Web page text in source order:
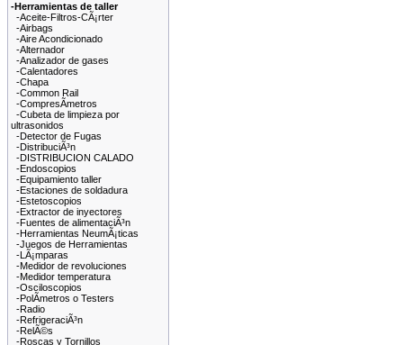
-Herramientas de taller
-Aceite-Filtros-CÃ¡rter
-Airbags
-Aire Acondicionado
-Alternador
-Analizador de gases
-Calentadores
-Chapa
-Common Rail
-CompresÃ­metros
-Cubeta de limpieza por
ultrasonidos
-Detector de Fugas
-DistribuciÃ³n
-DISTRIBUCION CALADO
-Endoscopios
-Equipamiento taller
-Estaciones de soldadura
-Estetoscopios
-Extractor de inyectores
-Fuentes de alimentaciÃ³n
-Herramientas NeumÃ¡ticas
-Juegos de Herramientas
-LÃ¡mparas
-Medidor de revoluciones
-Medidor temperatura
-Osciloscopios
-PolÃ­metros o Testers
-Radio
-RefrigeraciÃ³n
-RelÃ©s
-Roscas y Tornillos